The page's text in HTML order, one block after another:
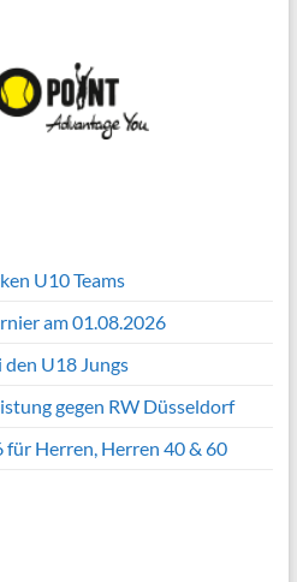
U10 Teams
am 01.08.2026
U18 Jungs
gegen RW Düsseldorf
für Herren, Herren 40 & 60